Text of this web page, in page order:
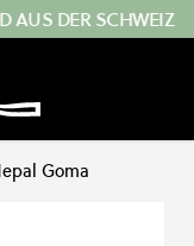
DER SCHWEIZ
Goma